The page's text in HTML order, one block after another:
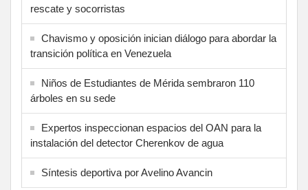
rescate y socorristas
Chavismo y oposición inician diálogo para abordar la
transición política en Venezuela
Niños de Estudiantes de Mérida sembraron 110
árboles en su sede
Expertos inspeccionan espacios del OAN para la
instalación del detector Cherenkov de agua
Síntesis deportiva por Avelino Avancin